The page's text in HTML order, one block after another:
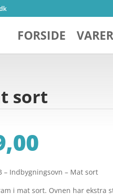
FORSIDE VARER
sort
– Indbygningsovn – Mat sort
i mat sort. Ovnen har ekstra